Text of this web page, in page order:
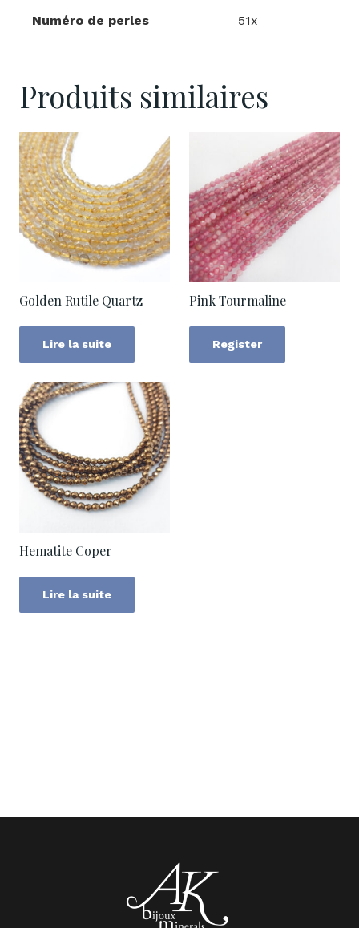
Numéro de perles 51x
Produits similaires
Golden Rutile Quartz
Lire la suite
Pink Tourmaline
Register
Hematite Coper
Lire la suite